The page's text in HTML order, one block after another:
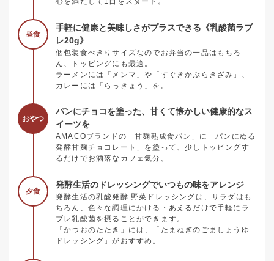
昼食
手軽に健康と美味しさがプラスできる《乳酸菌ラブ
レ20g》
個包装食べきりサイズなのでお弁当の一品はもちろ
ん、トッピングにも最適。
ラーメンには「メンマ」や「すぐきかぶらきざみ」、
カレーには「らっきょう」を。
おやつ
パンにチョコを塗った、甘くて懐かしい健康的なス
イーツを
AMACOブランドの「甘麹熟成食パン」に「パンにぬる
発酵甘麹チョコレート」を塗って、少しトッピングす
るだけでお洒落なカフェ気分。
夕食
発酵生活のドレッシングでいつもの味をアレンジ
発酵生活の乳酸発酵 野菜ドレッシングは、サラダはも
ちろん、色々な調理にかける・あえるだけで手軽にラ
ブレ乳酸菌を摂ることができます。
「かつおのたたき」には、「たまねぎのごましょうゆ
ドレッシング」がおすすめ。